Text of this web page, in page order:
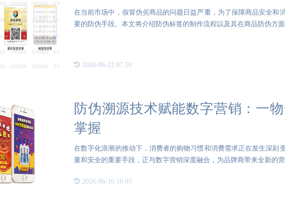
在当前市场中，假冒伪劣商品的问题日益严重，为了保障商品安全和
要的防伪手段。本文将介绍防伪标签的制作流程以及其在商品防伪方
2026-06-22 07:10
防伪溯源技术赋能数字营销：一
掌握
在数字化浪潮的推动下，消费者的购物习惯和消费需求正在发生深刻
量和安全的重要手段，正与数字营销深度融合，为品牌商带来全新的
2026-06-16 10:03